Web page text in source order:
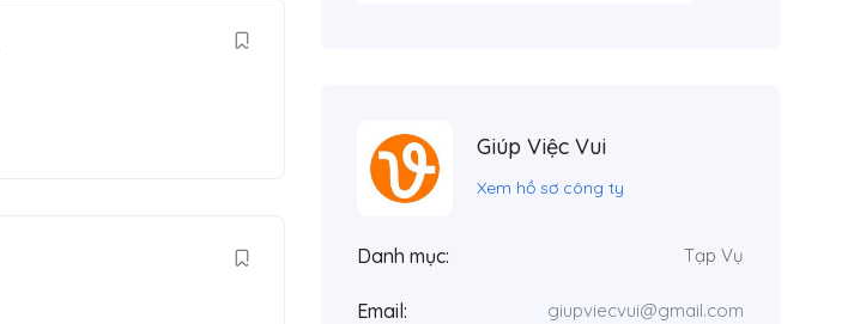
Giúp Việc Vui
Xem hồ sơ công ty
Danh mục: Tạp Vụ
Email: giupviecvui@gmail.com